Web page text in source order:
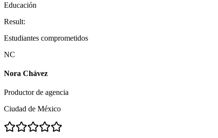
Educación
Result:
Estudiantes comprometidos
NC
Nora Chávez
Productor de agencia
Ciudad de México